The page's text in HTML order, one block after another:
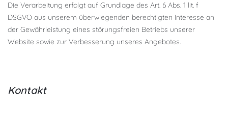
Die Verarbeitung erfolgt auf Grundlage des Art. 6 Abs. 1 lit. f
DSGVO aus unserem überwiegenden berechtigten Interesse an
der Gewährleistung eines störungsfreien Betriebs unserer
Website sowie zur Verbesserung unseres Angebotes.
Kontakt